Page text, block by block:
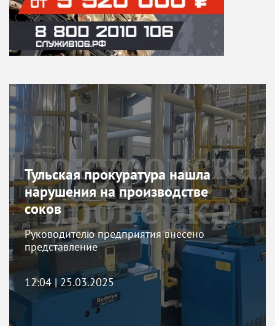
Тульская прокуратура нашла
нарушения на производстве
соков
Руководителю предприятия внесено
представление
12:04 | 25.03.2025